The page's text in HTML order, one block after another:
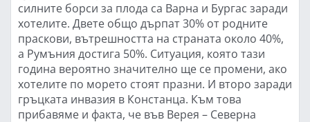
силните борси за плода са Варна и Бургас заради
хотелите. Двете общо дърпат 30% от родните
праскови, вътрешността на страната около 40%,
а Румъния достига 50%. Ситуация, която тази
година вероятно значително ще се промени, ако
хотелите по морето стоят празни. И второ заради
гръцката инвазия в Констанца. Към това
прибавяме и факта, че във Верея – Северна